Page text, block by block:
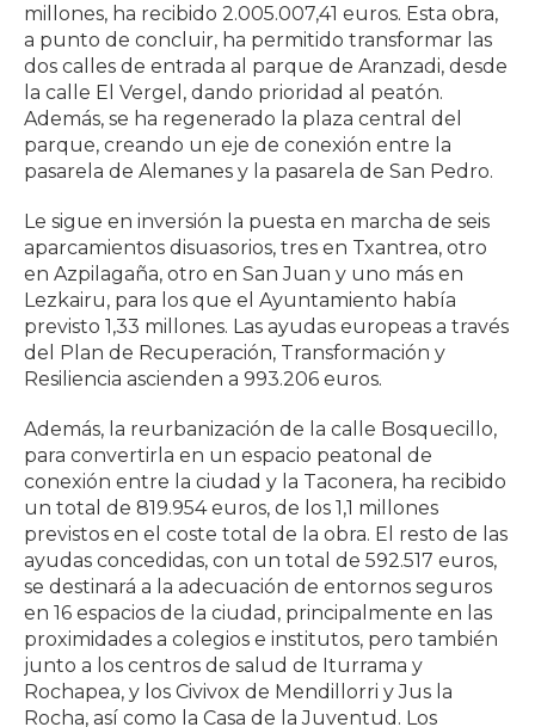
millones, ha recibido 2.005.007,41 euros. Esta obra,
a punto de concluir, ha permitido transformar las
dos calles de entrada al parque de Aranzadi, desde
la calle El Vergel, dando prioridad al peatón.
Además, se ha regenerado la plaza central del
parque, creando un eje de conexión entre la
pasarela de Alemanes y la pasarela de San Pedro.
Le sigue en inversión la puesta en marcha de seis
aparcamientos disuasorios, tres en Txantrea, otro
en Azpilagaña, otro en San Juan y uno más en
Lezkairu, para los que el Ayuntamiento había
previsto 1,33 millones. Las ayudas europeas a través
del Plan de Recuperación, Transformación y
Resiliencia ascienden a 993.206 euros.
Además, la reurbanización de la calle Bosquecillo,
para convertirla en un espacio peatonal de
conexión entre la ciudad y la Taconera, ha recibido
un total de 819.954 euros, de los 1,1 millones
previstos en el coste total de la obra. El resto de las
ayudas concedidas, con un total de 592.517 euros,
se destinará a la adecuación de entornos seguros
en 16 espacios de la ciudad, principalmente en las
proximidades a colegios e institutos, pero también
junto a los centros de salud de Iturrama y
Rochapea, y los Civivox de Mendillorri y Jus la
Rocha, así como la Casa de la Juventud. Los